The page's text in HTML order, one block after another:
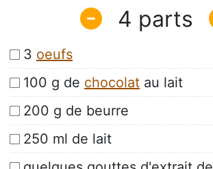
4
3 oeufs
100 g de chocolat au lait
200 g de beurre
250 ml de lait